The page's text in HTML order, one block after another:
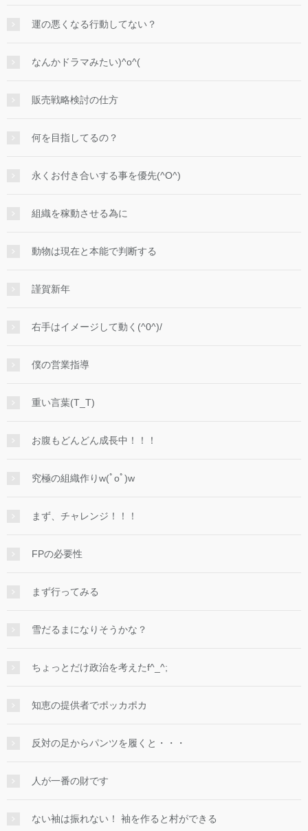
運の悪くなる行動してない？
なんかドラマみたい)^o^(
販売戦略検討の仕方
何を目指してるの？
永くお付き合いする事を優先(^O^)
組織を稼動させる為に
動物は現在と本能で判断する
謹賀新年
右手はイメージして動く(^0^)/
僕の営業指導
重い言葉(T_T)
お腹もどんどん成長中！！！
究極の組織作りw(ﾟoﾟ)w
まず、チャレンジ！！！
FPの必要性
まず行ってみる
雪だるまになりそうかな？
ちょっとだけ政治を考えたf^_^;
知恵の提供者でポッカポカ
反対の足からパンツを履くと・・・
人が一番の財です
ない袖は振れない！ 袖を作ると村ができる